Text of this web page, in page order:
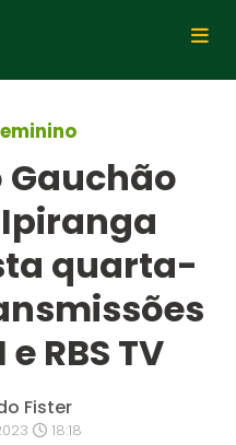
Gauchão
quarta-
RBS TV
Fister
18:18